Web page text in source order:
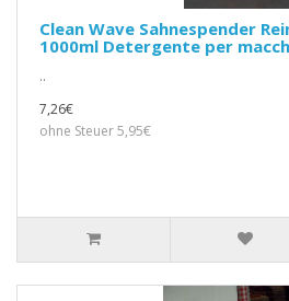
Clean Wave Sahnespender
1000ml Detergente per
..
7,26€
ohne Steuer 5,95€